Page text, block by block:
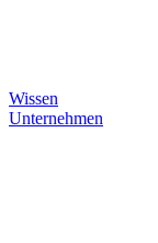
Wissen
Unternehmen